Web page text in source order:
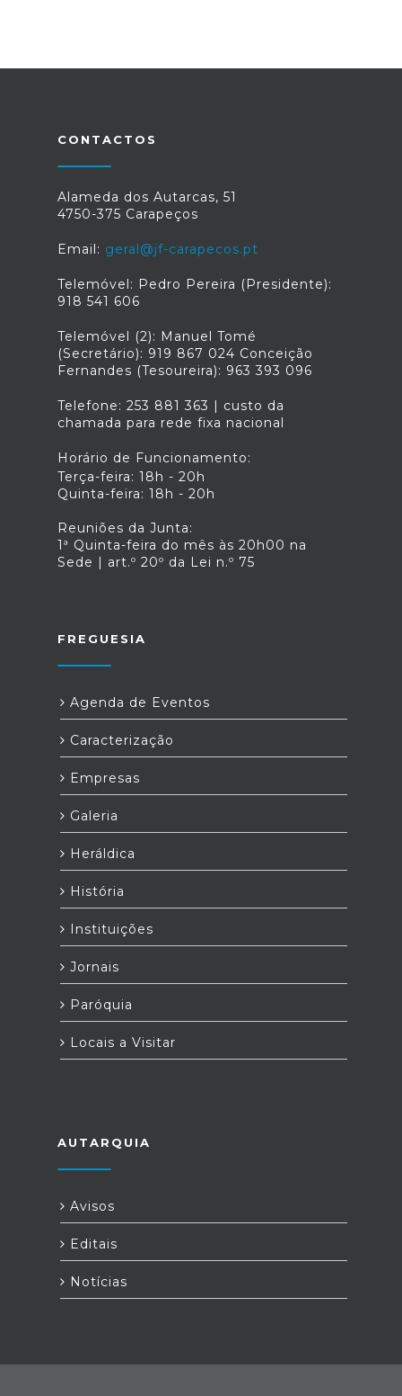
CONTACTOS
Alameda dos Autarcas, 51
4750-375 Carapeços
Email: geral@jf-carapecos.pt
Telemóvel: Pedro Pereira (Presidente):
918 541 606
Telemóvel (2): Manuel Tomé
(Secretário): 919 867 024 Conceição
Fernandes (Tesoureira): 963 393 096
Telefone: 253 881 363 | custo da
chamada para rede fixa nacional
Horário de Funcionamento:
Terça-feira: 18h - 20h
Quinta-feira: 18h - 20h
Reuniões da Junta:
1ª Quinta-feira do mês às 20h00 na
Sede | art.º 20º da Lei n.º 75
FREGUESIA
Agenda de Eventos
Caracterização
Empresas
Galeria
Heráldica
História
Instituições
Jornais
Paróquia
Locais a Visitar
AUTARQUIA
Avisos
Editais
Notícias